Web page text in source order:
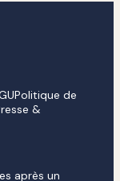
Politique de
&
après un